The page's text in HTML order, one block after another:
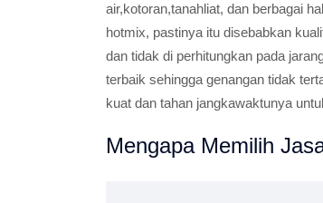
air,kotoran,tanahliat, dan berbagai
hotmix, pastinya itu disebabkan
dan tidak di perhitungkan pada
terbaik sehingga genangan tidak
kuat dan tahan jangkawaktunya
Mengapa Memilih